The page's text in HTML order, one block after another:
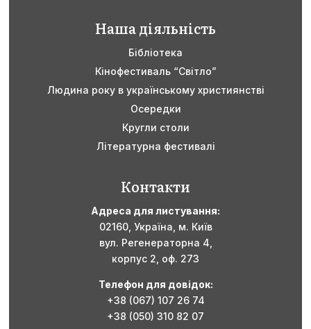
Наша діяльність
Бібліотека
Кінофестиваль “Світло”
Людина року в українському християнстві
Осередки
Кругли столи
Літературна фестивалі
Контакти
Адреса для листування:
02160, Україна, м. Київ
вул. Регенераторна 4,
корпус 2, оф. 273
Телефон для довідок:
+38 (067) 107 26 74
+38 (050) 310 82 07